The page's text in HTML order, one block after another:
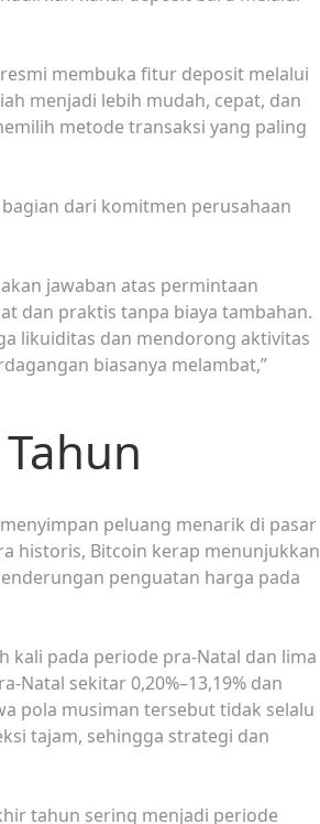
membuka fitur deposit melalui
menjadi lebih mudah, cepat, dan
metode transaksi yang paling
dari komitmen perusahaan
jawaban atas permintaan
dan praktis tanpa biaya tambahan.
likuiditas dan mendorong aktivitas
biasanya melambat,”
peluang menarik di pasar
historis, Bitcoin kerap menunjukkan
penguatan harga pada
kali pada periode pra-Natal dan lima
Natal sekitar 0,20%–13,19% dan
pola musiman tersebut tidak selalu
tajam, sehingga strategi dan
tahun sering menjadi periode